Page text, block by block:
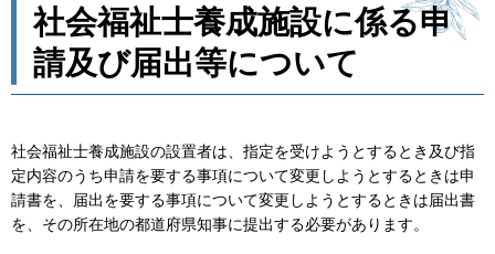
社会福祉士養成施設に係る申
請及び届出等について
社会福祉士養成施設の設置者は、指定を受けようとするとき及び指
定内容のうち申請を要する事項について変更しようとするときは申
請書を、届出を要する事項について変更しようとするときは届出書
を、その所在地の都道府県知事に提出する必要があります。